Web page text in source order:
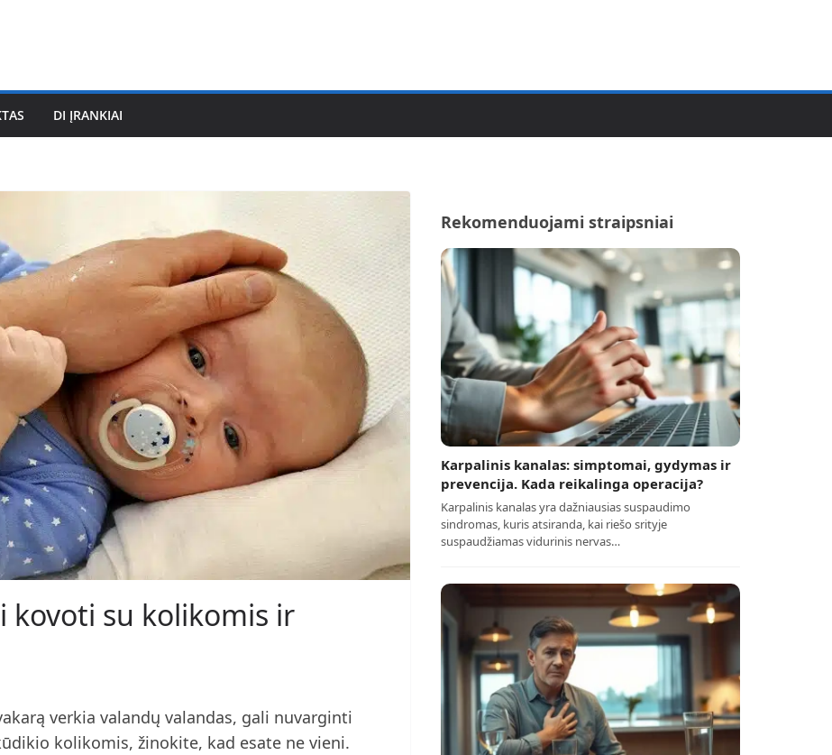
DI ĮRANKIAI
kovoti su kolikomis ir
verkia valandų valandas, gali nuvarginti
kolikomis, žinokite, kad esate ne vieni.
Rekomenduojami straipsniai
Karpalinis kanalas: simptomai, gydymas ir
prevencija. Kada reikalinga operacija?
Karpalinis kanalas yra dažniausias suspaudimo
sindromas, kuris atsiranda, kai riešo srityje
suspaudžiamas vidurinis nervas…